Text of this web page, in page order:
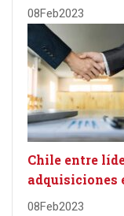
08Feb2023
Chile entre
adquisiciones
08Feb2023